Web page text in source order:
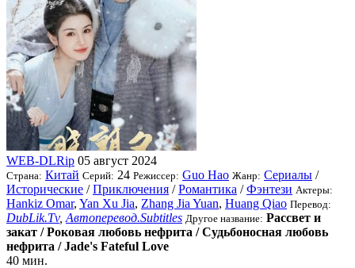
WEB-DLRip 05 август 2024
Страна: Китай Серий: 24 Режиссер: Guo Hao Жанр: Сериалы /
Исторические /Приключения /Романтика /Фэнтези Актеры:
Hankiz Omar, Yan Xu Jia, Zhang Jia Yuan, Huang Qiao Перевод:
DubLik.Tv, Автоперевод.Subtitles Другое название: Рассвет и
закат / Роковая любовь нефрита / Судьбоносная любовь
нефрита / Jade's Fateful Love
40 мин.